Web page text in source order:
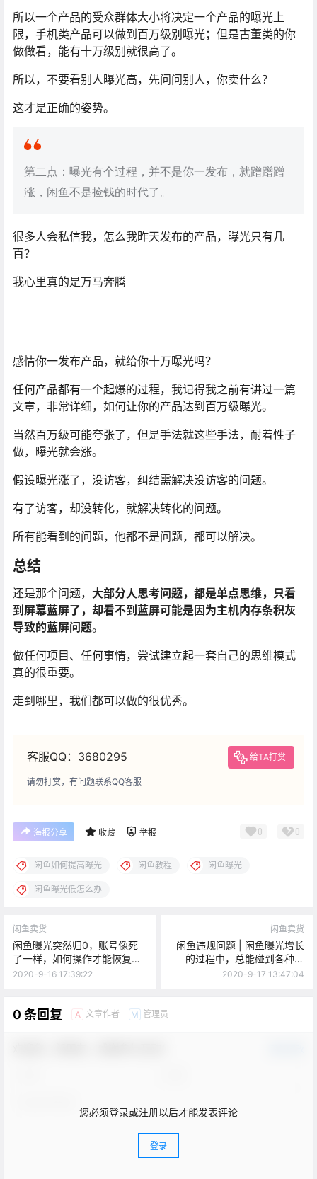
所以一个产品的受众群体大小将决定一个产品的曝光上
限，手机类产品可以做到百万级别曝光；但是古董类的你
做做看，能有十万级别就很高了。
所以，不要看别人曝光高，先问问别人，你卖什么？
这才是正确的姿势。
第二点：曝光有个过程，并不是你一发布，就蹭蹭蹭
涨，闲鱼不是捡钱的时代了。
很多人会私信我，怎么我昨天发布的产品，曝光只有几
百？
我心里真的是万马奔腾
感情你一发布产品，就给你十万曝光吗？
任何产品都有一个起爆的过程，我记得我之前有讲过一篇
文章，非常详细，如何让你的产品达到百万级曝光。
当然百万级可能夸张了，但是手法就这些手法，耐着性子
做，曝光就会涨。
假设曝光涨了，没访客，纠结需解决没访客的问题。
有了访客，却没转化，就解决转化的问题。
所有能看到的问题，他都不是问题，都可以解决。
总结
还是那个问题， 大部分人思考问题，都是单点思维，只看
到屏幕蓝屏了，却看不到蓝屏可能是因为主机内存条积灰
导致的蓝屏问题。
做任何项目、任何事情，尝试建立起一套自己的思维模式
真的很重要。
走到哪里，我们都可以做的很优秀。
客服QQ：3680295 给TA打赏
请勿打赏，有问题联系QQ客服
海报分享 收藏 举报 0 0
闲鱼如何提高曝光 闲鱼教程 闲鱼曝光
闲鱼曝光低怎么办
闲鱼卖货
闲鱼曝光突然归0，账号像死
了一样，如何操作才能恢复流
量？
2020-9-16 17:39:22
闲鱼卖货
闲鱼违规问题 | 闲鱼曝光增长
的过程中，总能碰到各种违
规，怎么办?
2020-9-17 13:47:04
0 条回复 A 文章作者 M 管理员
您必须登录或注册以后才能发表评论
登录